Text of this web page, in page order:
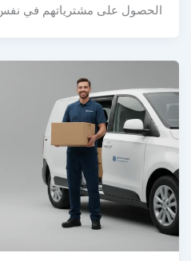
الحصول على مشترياتهم في نفس